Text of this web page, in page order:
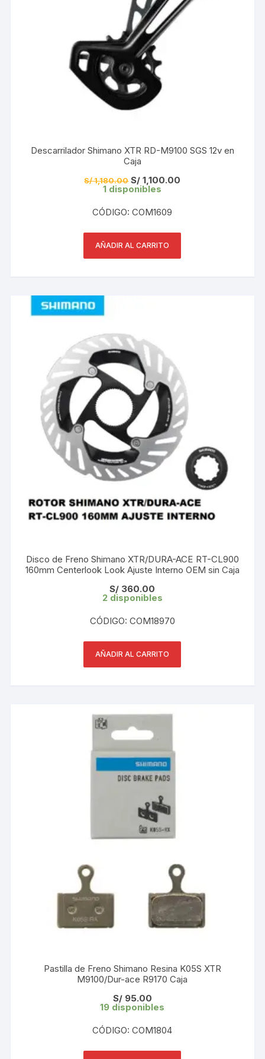
Descarrilador Shimano XTR RD-M9100 SGS 12v en
Caja
S/1,180.00 El
precio
S/ 1,180.00.
S/ 1,100.00
1 disponibles
CÓDIGO: COM1609
AÑADIR AL CARRITO
Disco de Freno Shimano XTR/DURA-ACE RT-CL900
160mm Centerlook Look Ajuste Interno OEM sin Caja
S/ 360.00
2 disponibles
CÓDIGO: COM18970
AÑADIR AL CARRITO
Pastilla de Freno Shimano Resina K05S XTR
M9100/Dur-ace R9170 Caja
S/95.00
19 disponibles
CÓDIGO: COM1804